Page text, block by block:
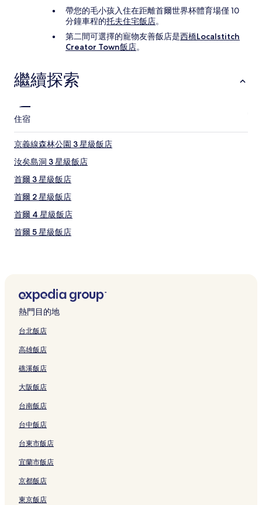
帶您的毛小孩入住在距離首爾世界杯體育場僅 10
分鐘車程的托夫住宅飯店。
第二間可選擇的寵物友善飯店是西橋Localstitch
Creator Town飯店。
繼續探索
住宿
京義線森林公園 3 星級飯店
汝矣島洞 3 星級飯店
首爾 3 星級飯店
首爾 2 星級飯店
首爾 4 星級飯店
首爾 5 星級飯店
小公洞 4 星級飯店
鍾路 1.2.3.4 街洞 3 星級飯店
鍾路 1.2.3.4 街洞 2 星級飯店
鍾路 1.2.3.4 街洞 4 星級飯店
禾谷1洞 2 星級飯店
合井洞 2 星級飯店
新村洞 2 星級飯店
新村洞 3 星級飯店
首爾的青年旅館
首爾的出租公寓
首爾的旅館
首爾的汽車旅館
熱門目的地
台北飯店
高雄飯店
礁溪飯店
大阪飯店
台南飯店
台中飯店
台東市飯店
宜蘭市飯店
京都飯店
東京飯店